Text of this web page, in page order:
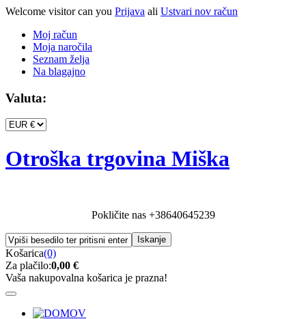
Welcome visitor can you Prijava ali Ustvari nov račun
Moj račun
Moja naročila
Seznam želja
Na blagajno
Valuta:
Otroška trgovina Miška
Pokličite nas +38640645239
Košarica(0)
Za plačilo:0,00 €
Vaša nakupovalna košarica je prazna!